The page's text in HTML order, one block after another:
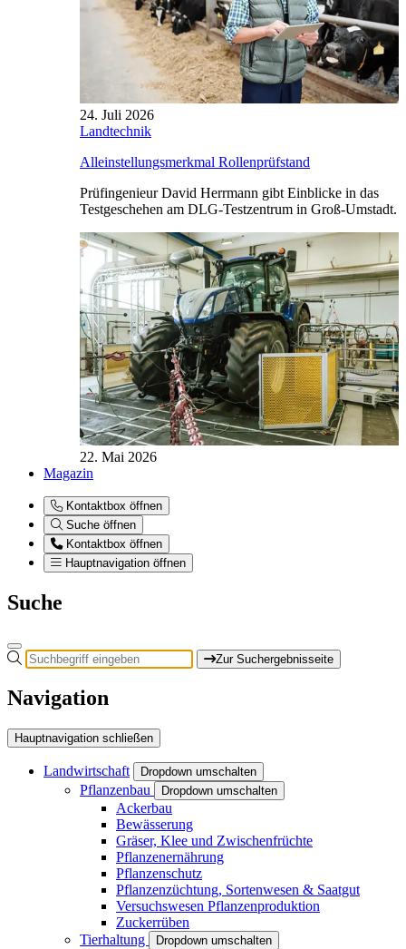
24. Juli 2026
Landtechnik
Alleinstellungsmerkmal Rollenprüfstand
Prüfingenieur David Herrmann gibt Einblicke in das
Testgeschehen am DLG-Testzentrum in Groß-Umstadt.
22. Mai 2026
Magazin
Kontaktbox öffnen
Suche öffnen
Kontaktbox öffnen
Hauptnavigation öffnen
Suche
Zur Suchergebnisseite
Navigation
Hauptnavigation schließen
Landwirtschaft Dropdown umschalten
Pflanzenbau Dropdown umschalten
Ackerbau
Bewässerung
Gräser, Klee und Zwischenfrüchte
Pflanzenernährung
Pflanzenschutz
Pflanzenzüchtung, Sortenwesen & Saatgut
Versuchswesen Pflanzenproduktion
Zuckerrüben
Tierhaltung
Dropdown umschalten